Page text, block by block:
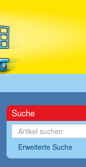
Suche
Erweiterte Suche